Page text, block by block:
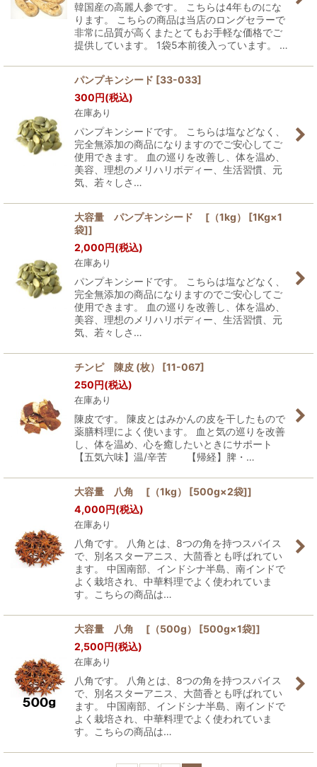
韓国産の高麗人参です。 こちらは4年ものにな
ります。 こちらの商品は当店のロングセラーで
非常に品質が高くまたとてもお手軽な価格でご
提供しています。 1袋5本前後入っています。 …
パンプキンシード [33-033]
300円(税込)
在庫あり
パンプキンシードです。 こちらは塩などなく、
完全無添加の商品になりますのでご安心してご
使用できます。 血の巡りを改善し、体を温め、
美容、理想のメリハリボディー、生活習慣、元
気、若々しさ…
大容量 パンプキンシード [（1kg） [1Kg×1
袋]]
2,000円(税込)
在庫あり
パンプキンシードです。 こちらは塩などなく、
完全無添加の商品になりますのでご安心してご
使用できます。 血の巡りを改善し、体を温め、
美容、理想のメリハリボディー、生活習慣、元
気、若々しさ…
チンピ 陳皮 (枚） [11-067]
250円(税込)
在庫あり
陳皮です。 陳皮とはみかんの皮を干したもので
薬膳料理によく使います。 血と気の巡りを改善
し、体を温め、心を癒したいときにサポート
【五気六味】温/辛苦 【帰経】脾・…
大容量 八角 [（1kg） [500g×2袋]]
4,000円(税込)
在庫あり
八角です。 八角とは、8つの角を持つスパイス
で、別名スターアニス、大茴香とも呼ばれてい
ます。 中国南部、インドシナ半島、南インドで
よく栽培され、中華料理でよく使われていま
す。こちらの商品は…
大容量 八角 [（500g） [500g×1袋]]
2,500円(税込)
在庫あり
八角です。 八角とは、8つの角を持つスパイス
で、別名スターアニス、大茴香とも呼ばれてい
ます。 中国南部、インドシナ半島、南インドで
よく栽培され、中華料理でよく使われていま
す。こちらの商品は…